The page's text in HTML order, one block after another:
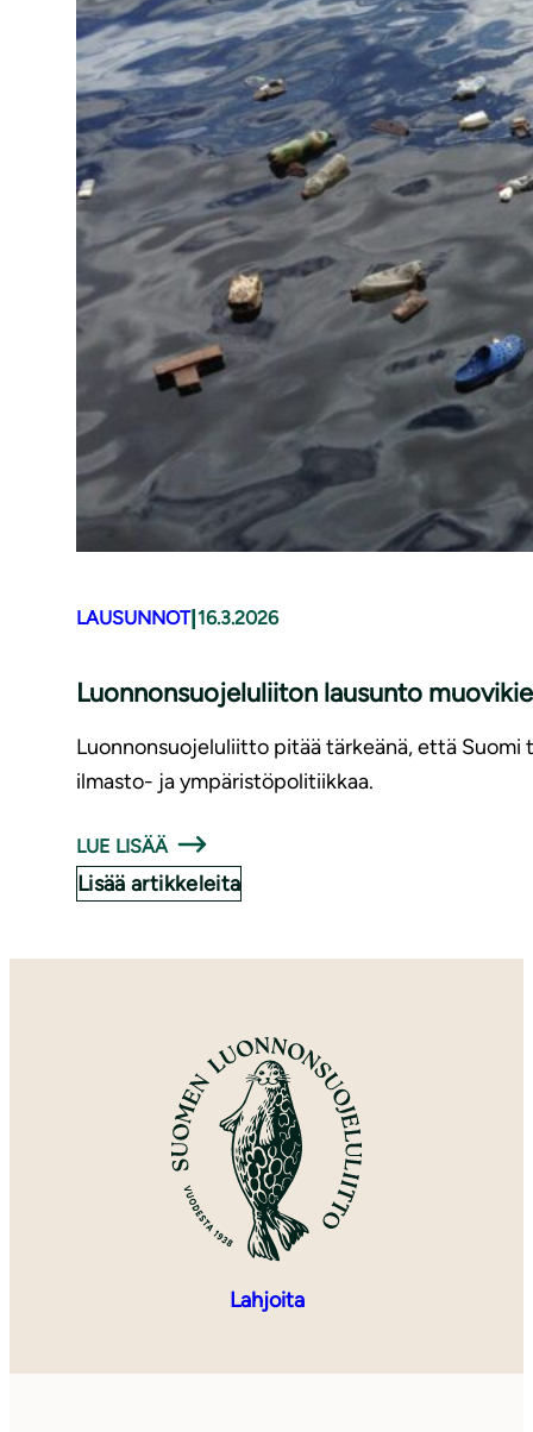
LAUSUNNOT|16.3.2026
Luonnonsuojeluliiton lausunto
Luonnonsuojeluliitto pitää tärkeänä, että Suomi
ilmasto- ja ympäristöpolitiikkaa.
LUE LISÄÄ
Lisää artikkeleita
Lahjoita